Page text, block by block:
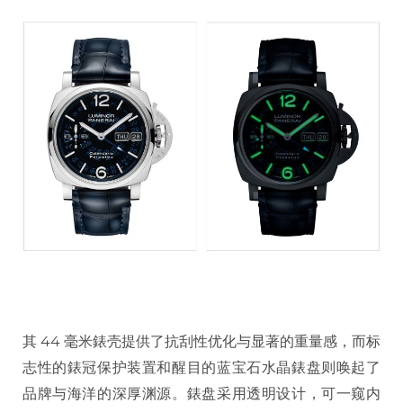
其 44 毫米錶壳提供了抗刮性优化与显著的重量感，而标
志性的錶冠保护装置和醒目的蓝宝石水晶錶盘则唤起了
品牌与海洋的深厚渊源。錶盘采用透明设计，可一窥内